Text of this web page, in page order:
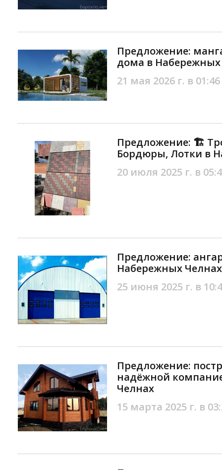
Предложение:
дома в
21 мая 2026 г. в 01:46
Предложение: 🏗️
Бордюры, Лотки в
20 июля 2025 г. в
Предложение:
Набережных Челнах
25 июня 2025 г. в
Предложение:
надёжной
Челнах
15 марта 2025 г. в